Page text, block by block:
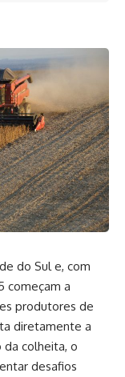
do Sul e, com
começam a
produtores de
diretamente a
da colheita, o
desafios